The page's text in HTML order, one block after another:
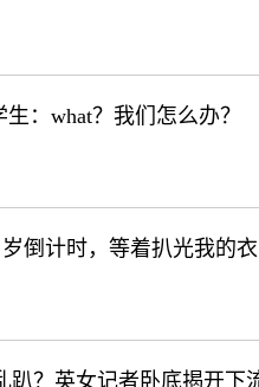
：what？我们怎么办？
倒计时，等着扒光我的衣
趴？英女记者卧底揭开下